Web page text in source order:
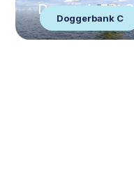
Doggerbank C
Doggerbank C